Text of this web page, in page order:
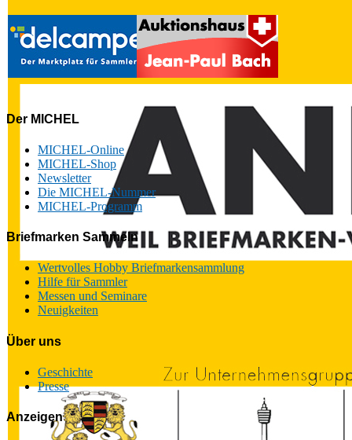
Der MICHEL
MICHEL-Online
MICHEL-Shop
Newsletter
Die MICHEL-Nummer
MICHEL-Programm
Briefmarken Sammeln
Wertvolles Hobby Briefmarkensammlung
Hilfe für Sammler
Messen und Seminare
Neuigkeiten
Über uns
Geschichte
Presse
Anzeigen